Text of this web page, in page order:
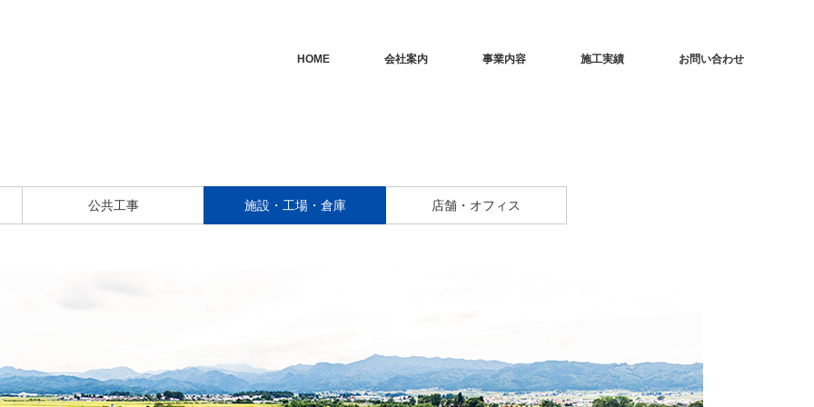
HOME 会社案内 事業内容 施工実績 お問い合わせ
公共工事 施設・工場・倉庫 店舗・オフィス